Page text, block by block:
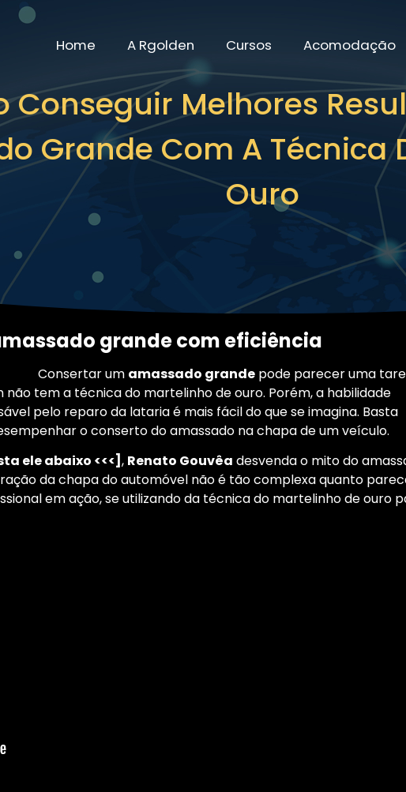
Home A Rgolden Cursos Acomodação
Conseguir Melhores
Grande Com A Técnica
Ouro
grande com eficiência
Consertar um amassado grande pode parecer uma
tem a técnica do martelinho de ouro. Porém, a habilidade
pelo reparo da lataria é mais fácil do que se imagina. Basta
o conserto do amassado na chapa de um veículo.
ele abaixo <<<] , Renato Gouvêa desvenda o mito do
da chapa do automóvel não é tão complexa quanto
em ação, se utilizando da técnica do martelinho de ouro